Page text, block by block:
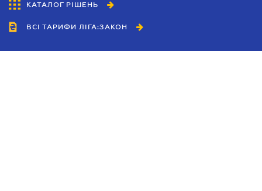
КАТАЛОГ РІШЕНЬ
ВСІ ТАРИФИ ЛІГА:ЗАКОН